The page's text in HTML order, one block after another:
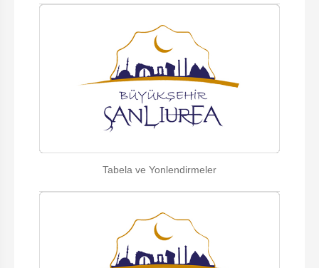
Tabela ve Yonlendirmeler